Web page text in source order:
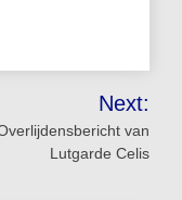
Next:
van
Lutgarde Celis